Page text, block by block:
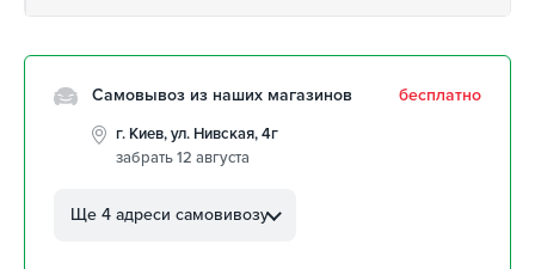
Самовывоз из наших магазинов бесплатно
г. Киев, ул. Нивская, 4г
забрать 12 августа
Автолюбителей, 8а
Ще 4 адреси самовивозу